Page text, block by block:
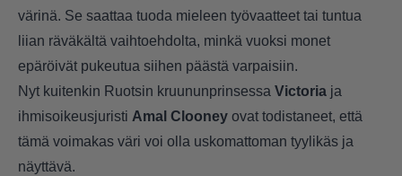
värinä. Se saattaa tuoda mieleen työvaatteet tai tuntua
liian räväkältä vaihtoehdolta, minkä vuoksi monet
epäröivät pukeutua siihen päästä varpaisiin.
Nyt kuitenkin Ruotsin kruununprinsessa Victoria ja
ihmisoikeusjuristi Amal Clooney ovat todistaneet, että
tämä voimakas väri voi olla uskomattoman tyylikäs ja
näyttävä.